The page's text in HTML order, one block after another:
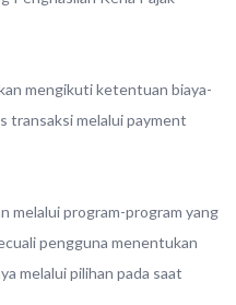
mengikuti ketentuan biaya-
transaksi melalui payment
melalui program-program yang
pengguna menentukan
melalui pilihan pada saat